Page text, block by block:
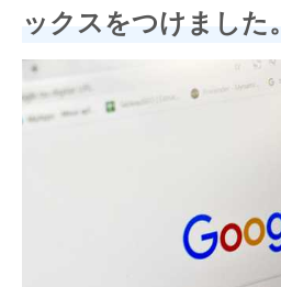
ックスをつけました。